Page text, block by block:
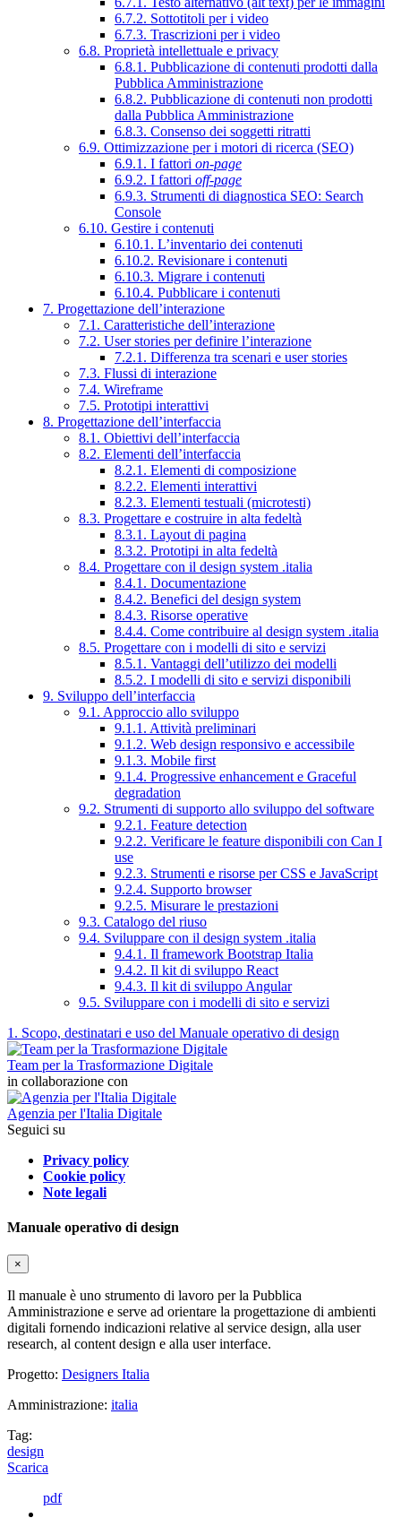
6.7.2. Sottotitoli per i video
6.7.3. Trascrizioni per i video
6.8. Proprietà intellettuale e privacy
6.8.1. Pubblicazione di contenuti prodotti dalla
Pubblica Amministrazione
6.8.2. Pubblicazione di contenuti non prodotti
dalla Pubblica Amministrazione
6.8.3. Consenso dei soggetti ritratti
6.9. Ottimizzazione per i motori di ricerca (SEO)
6.9.1. I fattori on-page
6.9.2. I fattori off-page
6.9.3. Strumenti di diagnostica SEO: Search
Console
6.10. Gestire i contenuti
6.10.1. L’inventario dei contenuti
6.10.2. Revisionare i contenuti
6.10.3. Migrare i contenuti
6.10.4. Pubblicare i contenuti
7. Progettazione dell’interazione
7.1. Caratteristiche dell’interazione
7.2. User stories per definire l’interazione
7.2.1. Differenza tra scenari e user stories
7.3. Flussi di interazione
7.4. Wireframe
7.5. Prototipi interattivi
8. Progettazione dell’interfaccia
8.1. Obiettivi dell’interfaccia
8.2. Elementi dell’interfaccia
8.2.1. Elementi di composizione
8.2.2. Elementi interattivi
8.2.3. Elementi testuali (microtesti)
8.3. Progettare e costruire in alta fedeltà
8.3.1. Layout di pagina
8.3.2. Prototipi in alta fedeltà
8.4. Progettare con il design system .italia
8.4.1. Documentazione
8.4.2. Benefici del design system
8.4.3. Risorse operative
8.4.4. Come contribuire al design system .italia
8.5. Progettare con i modelli di sito e servizi
8.5.1. Vantaggi dell’utilizzo dei modelli
8.5.2. I modelli di sito e servizi disponibili
9. Sviluppo dell’interfaccia
9.1. Approccio allo sviluppo
9.1.1. Attività preliminari
9.1.2. Web design responsivo e accessibile
9.1.3. Mobile first
9.1.4. Progressive enhancement e Graceful
degradation
9.2. Strumenti di supporto allo sviluppo del software
9.2.1. Feature detection
9.2.2. Verificare le feature disponibili con Can I
use
9.2.3. Strumenti e risorse per CSS e JavaScript
9.2.4. Supporto browser
9.2.5. Misurare le prestazioni
9.3. Catalogo del riuso
9.4. Sviluppare con il design system .italia
9.4.1. Il framework Bootstrap Italia
9.4.2. Il kit di sviluppo React
9.4.3. Il kit di sviluppo Angular
9.5. Sviluppare con i modelli di sito e servizi
1. Scopo, destinatari e uso del Manuale operativo di design
Team per la Trasformazione Digitale
in collaborazione con
Agenzia per l'Italia Digitale
Seguici su
Privacy policy
Cookie policy
Note legali
Manuale operativo di design
×
Il manuale è uno strumento di lavoro per la Pubblica
Amministrazione e serve ad orientare la progettazione di ambienti
digitali fornendo indicazioni relative al service design, alla user
research, al content design e alla user interface.
Progetto: Designers Italia
Amministrazione: italia
Tag:
design
Scarica
pdf